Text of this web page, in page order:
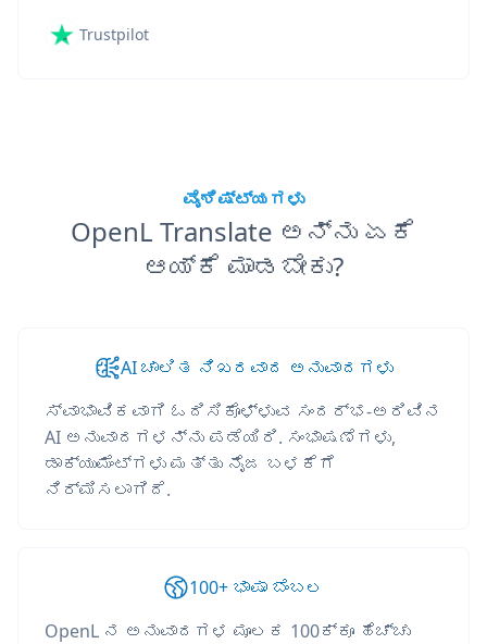
Trustpilot
ವೈಶಿಷ್ಟ್ಯಗಳು
OpenL Translate ಅನ್ನು ಏಕೆ
ಆಯ್ಕೆ ಮಾಡಬೇಕು?
AI ಚಾಲಿತ ನಿಖರವಾದ ಅನುವಾದಗಳು
ಸ್ವಾಭಾವಿಕವಾಗಿ ಓದಿಸಿಕೊಳ್ಳುವ ಸಂದರ್ಭ-ಅರಿವಿನ
AI ಅನುವಾದಗಳನ್ನು ಪಡೆಯಿರಿ. ಸಂಭಾಷಣೆಗಳು,
ಡಾಕ್ಯುಮೆಂಟ್‌ಗಳು ಮತ್ತು ನೈಜ ಬಳಕೆಗೆ
ನಿರ್ಮಿಸಲಾಗಿದೆ.
100+ ಭಾಷಾ ಬೆಂಬಲ
OpenL ನ ಅನುವಾದಗಳ ಮೂಲಕ 100ಕ್ಕೂ ಹೆಚ್ಚು